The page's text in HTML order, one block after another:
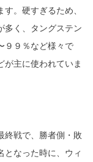
。硬すぎるため、
多く、タングステン
９９％など様々で
が主に使われていま
終戦で、勝者側・敗
となった時に、ウィ